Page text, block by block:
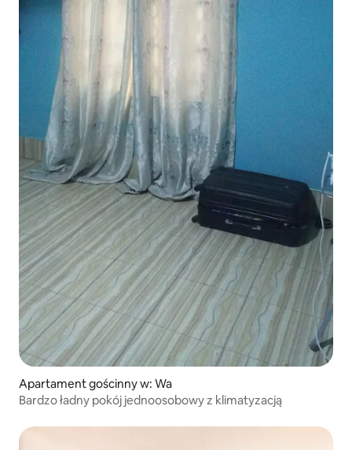
Apartament gościnny w: Wa
Bardzo ładny pokój jednoosobowy z klimatyzacją